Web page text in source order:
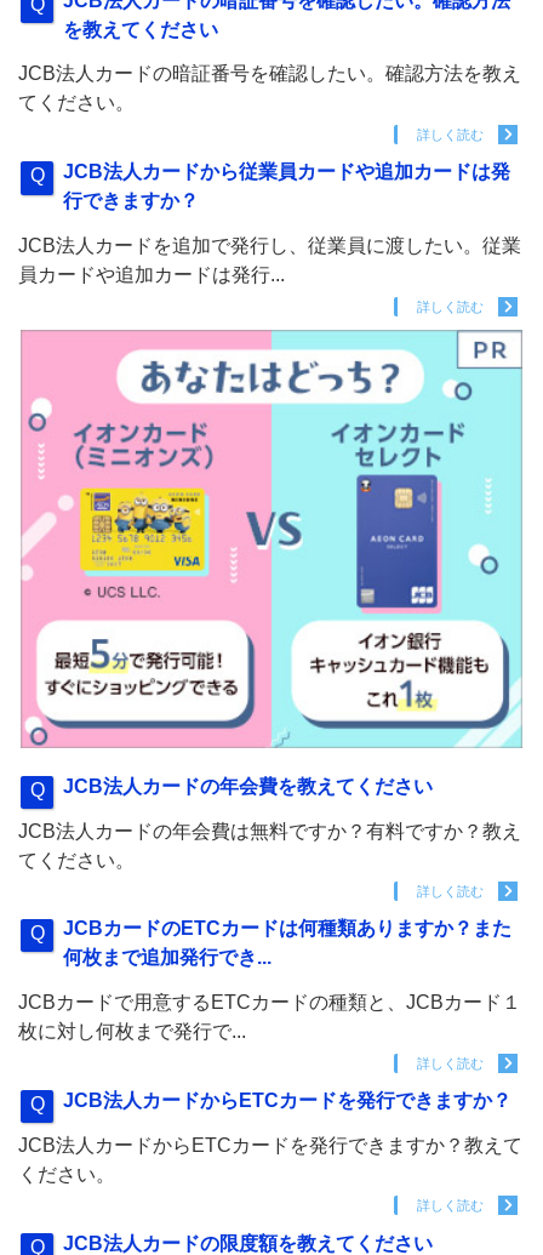
を教えてください
JCB法人カードの暗証番号を確認したい。確認方法を教え
てください。
詳しく読む
JCB法人カードから従業員カードや追加カードは発
行できますか？
JCB法人カードを追加で発行し、従業員に渡したい。従業
員カードや追加カードは発行...
詳しく読む
JCB法人カードの年会費を教えてください
JCB法人カードの年会費は無料ですか？有料ですか？教え
てください。
詳しく読む
JCBカードのETCカードは何種類ありますか？また
何枚まで追加発行でき...
JCBカードで用意するETCカードの種類と、JCBカード１
枚に対し何枚まで発行で...
詳しく読む
JCB法人カードからETCカードを発行できますか？
JCB法人カードからETCカードを発行できますか？教えて
ください。
詳しく読む
JCB法人カードの限度額を教えてください